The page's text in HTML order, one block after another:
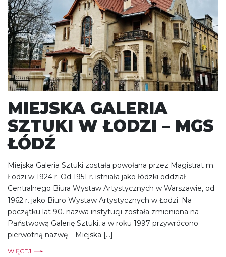
MIEJSKA GALERIA
SZTUKI W ŁODZI – MGS
ŁÓDŹ
Miejska Galeria Sztuki została powołana przez Magistrat m.
Łodzi w 1924 r. Od 1951 r. istniała jako łódzki oddział
Centralnego Biura Wystaw Artystycznych w Warszawie, od
1962 r. jako Biuro Wystaw Artystycznych w Łodzi. Na
początku lat 90. nazwa instytucji została zmieniona na
Państwową Galerię Sztuki, a w roku 1997 przywrócono
pierwotną nazwę – Miejska […]
WIĘCEJ